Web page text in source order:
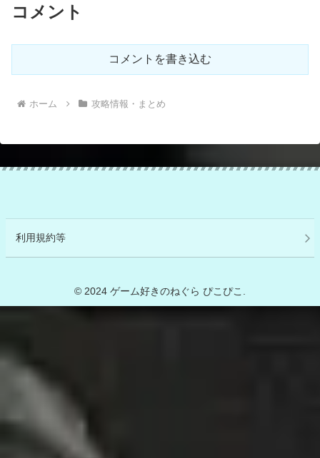
コメント
コメントを書き込む
ホーム 攻略情報・まとめ
利用規約等
© 2024 ゲーム好きのねぐら ぴこぴこ.